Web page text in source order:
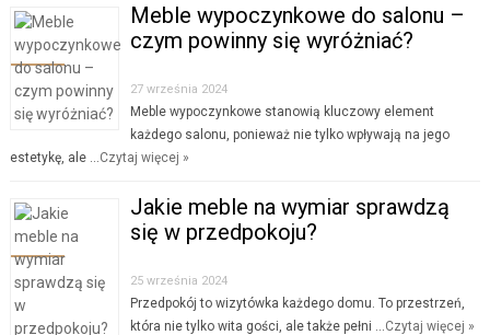
Meble wypoczynkowe do salonu –
czym powinny się wyróżniać?
27 września 2024
Meble wypoczynkowe stanowią kluczowy element
każdego salonu, ponieważ nie tylko wpływają na jego
estetykę, ale …Czytaj więcej »
Jakie meble na wymiar sprawdzą
się w przedpokoju?
25 września 2024
Przedpokój to wizytówka każdego domu. To przestrzeń,
która nie tylko wita gości, ale także pełni …Czytaj więcej »